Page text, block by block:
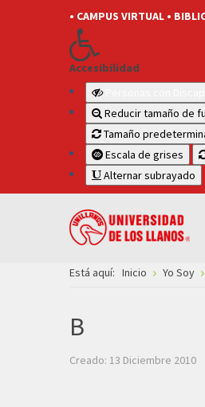
• CAMPUS VIRTUAL •
Accesibilidad
Reducir tamaño de
Tamaño
Escala de grises
Alternar subrayado
Está aquí: Inicio Yo Soy
B
Creado: 13 Diciembre 2010